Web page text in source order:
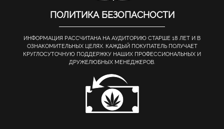
ПОЛИТИКА БЕЗОПАСНОСТИ
ИНФОРМАЦИЯ РАССЧИТАНА НА АУДИТОРИЮ СТАРШЕ 18 ЛЕТ И В
ОЗНАКОМИТЕЛЬНЫХ ЦЕЛЯХ. КАЖДЫЙ ПОКУПАТЕЛЬ ПОЛУЧАЕТ
КРУГЛОСУТОЧНУЮ ПОДДЕРЖКУ НАШИХ ПРОФЕССИОНАЛЬНЫХ И
ДРУЖЕЛЮБНЫХ МЕНЕДЖЕРОВ.